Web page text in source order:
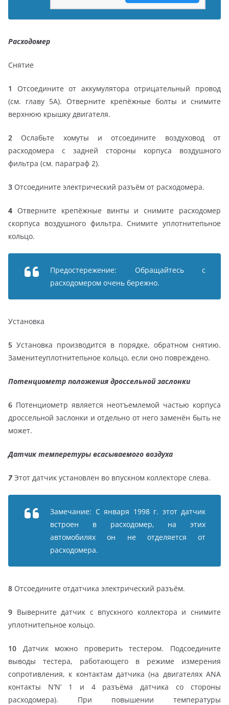
Расходомер
Снятие
1
Отсоедините от аккумулятора отрицательный провод
(см. главу 5А). Отверните крепёжные болты и снимите
верхнюю крышку двигателя.
2 Ослабьте хомуты и отсоедините воздуховод от
расходомера с задней стороны корпуса воздушного
фильтра (см. параграф 2).
3 Отсоедините электрический разъём от расходомера.
4 Отверните крепёжные винты и снимите расходомер
скорпуса воздушного фильтра. Снимите уплотнитепьное
кольцо.
Предостережение: Обращайтесь с
расходомером очень бережно.
Установка
5 Установка производится в порядке, обратном снятию.
Заменитеуплотнитепьное кольцо, если оно повреждено.
Потенциометр положения дроссельной заслонки
6 Потенциометр является неотъемлемой частью корпуса
дроссельной заслонки и отдельно от него заменён быть не
может.
Датчик темперетуры всасываемого воздуха
7 Этот датчик установлен во впускном коллекторе слева.
Замечание: С января 1998 г. этот датчик
встроен в расходомер, на этих
автомобилях он не отделяется от
расходомера.
8 Отсоедините отдатчика электрический разъём.
9 Выверните датчик с впускного коллектора и снимите
уплотнитепьное кольцо.
10 Датчик можно проверить тестером. Подсоедините
выводы тестера, работающего в режиме измерения
сопротивления, к контактам датчика (на двигателях ANA
контакты N’N’ 1 и 4 разъёма датчика со стороны
расходомера). При повышении температуры